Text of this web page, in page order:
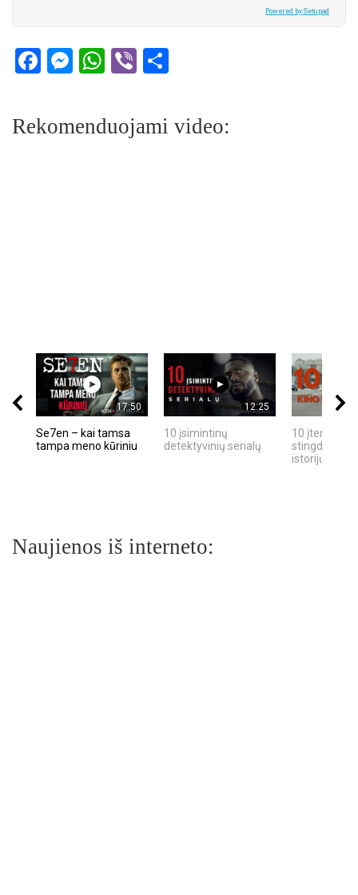
Powered by Setupad
Facebook
Messenger
WhatsApp
Viber
Rekomenduojami video:
17:50
Se7en – kai tamsa
tampa meno kūriniu
12:25
10 įsimintinų
detektyvinių serialų
10 įtemptų,
stingdančių
istorijų
Naujienos iš interneto: